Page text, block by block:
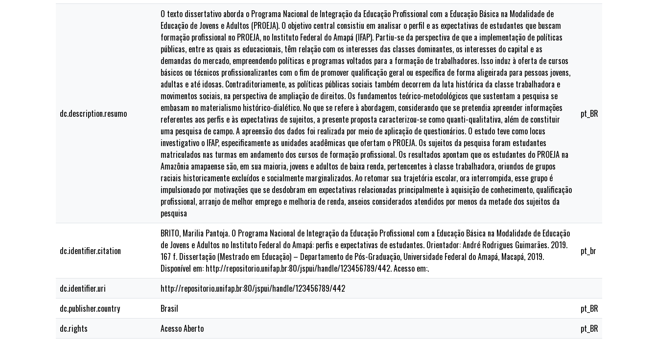
dc.description.resumo
O texto dissertativo aborda o Programa Nacional de Integração da Educação Profissional com a Educação Básica na Modalidade de
Educação de Jovens e Adultos (PROEJA). O objetivo central consistiu em analisar o perfil e as expectativas de estudantes que buscam
formação profissional no PROEJA, no Instituto Federal do Amapá (IFAP). Partiu-se da perspectiva de que a implementação de políticas
públicas, entre as quais as educacionais, têm relação com os interesses das classes dominantes, os interesses do capital e as
demandas do mercado, empreendendo políticas e programas voltados para a formação de trabalhadores. Isso induz à oferta de cursos
básicos ou técnicos profissionalizantes com o fim de promover qualificação geral ou específica de forma aligeirada para pessoas jovens,
adultas e até idosas. Contraditoriamente, as políticas públicas sociais também decorrem da luta histórica da classe trabalhadora e
movimentos sociais, na perspectiva de ampliação de direitos. Os fundamentos teórico-metodológicos que sustentam a pesquisa se
embasam no materialismo histórico-dialético. No que se refere à abordagem, considerando que se pretendia apreender informações
referentes aos perfis e às expectativas de sujeitos, a presente proposta caracterizou-se como quanti-qualitativa, além de constituir
uma pesquisa de campo. A apreensão dos dados foi realizada por meio de aplicação de questionários. O estudo teve como locus
investigativo o IFAP, especificamente as unidades acadêmicas que ofertam o PROEJA. Os sujeitos da pesquisa foram estudantes
matriculados nas turmas em andamento dos cursos de formação profissional. Os resultados apontam que os estudantes do PROEJA na
Amazônia amapaense são, em sua maioria, jovens e adultos de baixa renda, pertencentes à classe trabalhadora, oriundos de grupos
raciais historicamente excluídos e socialmente marginalizados. Ao retomar sua trajetória escolar, ora interrompida, esse grupo é
impulsionado por motivações que se desdobram em expectativas relacionadas principalmente à aquisição de conhecimento, qualificação
profissional, arranjo de melhor emprego e melhoria de renda, anseios considerados atendidos por menos da metade dos sujeitos da
pesquisa
pt_BR
dc.identifier.citation
BRITO, Marilia Pantoja. O Programa Nacional de Integração da Educação Profissional com a Educação Básica na Modalidade de Educação
de Jovens e Adultos no Instituto Federal do Amapá: perfis e expectativas de estudantes. Orientador: André Rodrigues Guimarães. 2019.
167 f. Dissertação (Mestrado em Educação) – Departamento de Pós-Graduação, Universidade Federal do Amapá, Macapá, 2019.
Disponível em: http://repositorio.unifap.br:80/jspui/handle/123456789/442. Acesso em:.
pt_br
dc.identifier.uri
http://repositorio.unifap.br:80/jspui/handle/123456789/442
dc.publisher.country
Brasil
pt_BR
dc.rights
Acesso Aberto
pt_BR